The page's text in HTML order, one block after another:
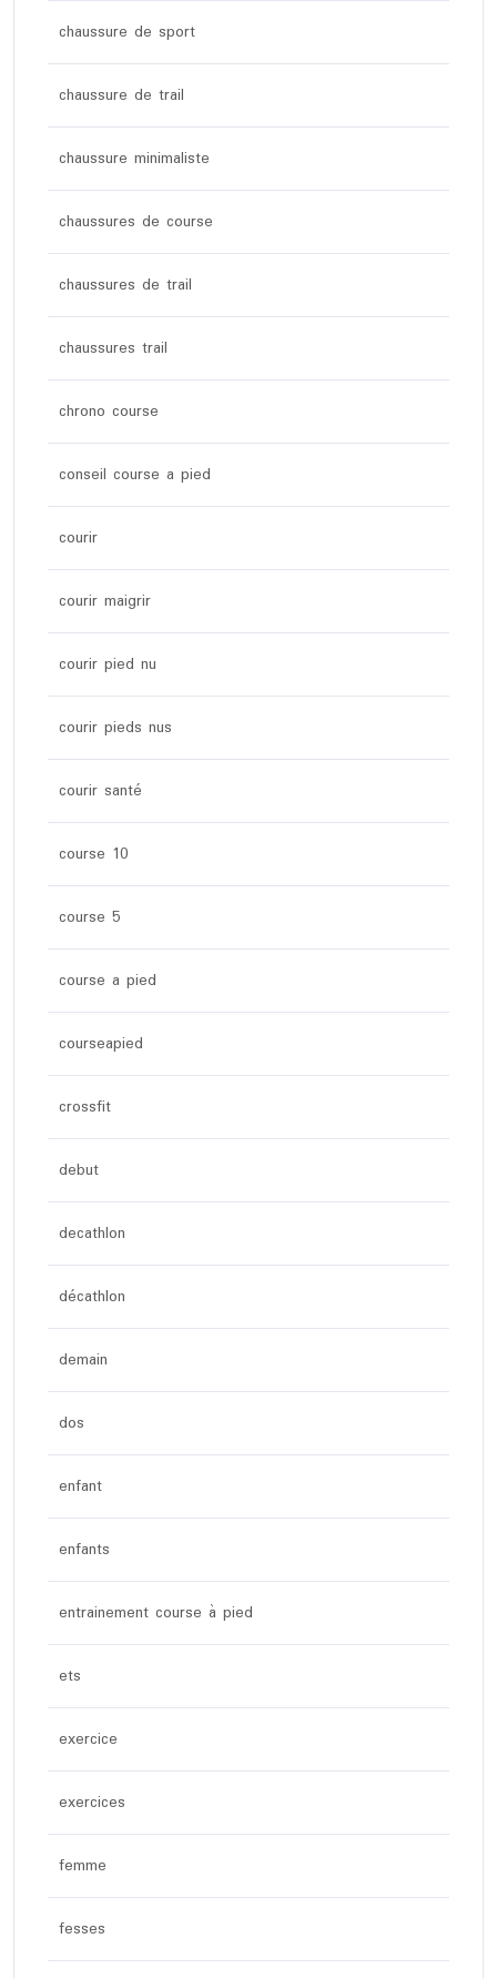
chaussure de sport
chaussure de trail
chaussure minimaliste
chaussures de course
chaussures de trail
chaussures trail
chrono course
conseil course a pied
courir
courir maigrir
courir pied nu
courir pieds nus
courir santé
course 10
course 5
course a pied
courseapied
crossfit
debut
decathlon
décathlon
demain
dos
enfant
enfants
entrainement course à pied
ets
exercice
exercices
femme
fesses